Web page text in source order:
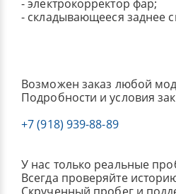
- электрокорректор фар;
- складывающееся заднее
Возможен заказ любой
Подробности и условия
+7 (918) 939-88-89
У нас только реальные
Всегда проверяйте